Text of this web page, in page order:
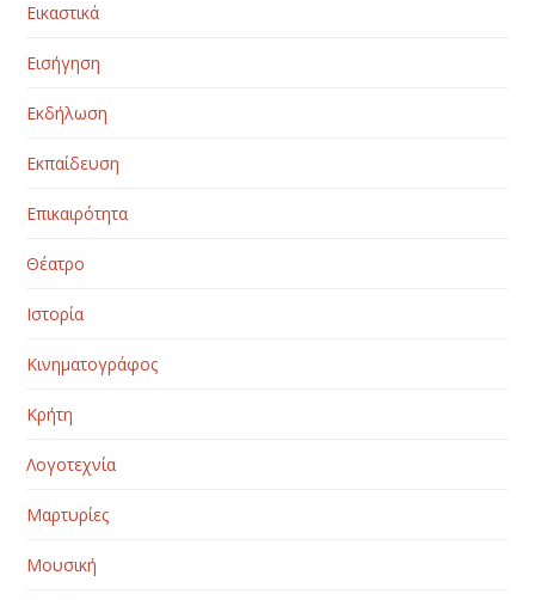
Εικαστικά
Εισήγηση
Εκδήλωση
Εκπαίδευση
Επικαιρότητα
Θέατρο
Ιστορία
Κινηματογράφος
Κρήτη
Λογοτεχνία
Μαρτυρίες
Μουσική